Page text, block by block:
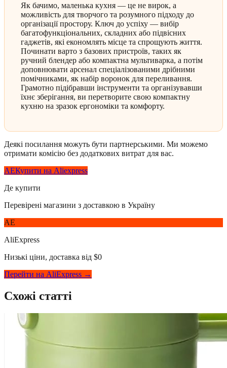
Як бачимо, маленька кухня — це не вирок, а
можливість для творчого та розумного підходу до
організації простору. Ключ до успіху — вибір
багатофункціональних, складних або підвісних
гаджетів, які економлять місце та спрощують життя.
Починати варто з базових пристроїв, таких як
ручний блендер або компактна мультиварка, а потім
доповнювати арсенал спеціалізованими дрібними
помічниками, як набір воронок для переливання.
Грамотно підібравши інструменти та організувавши
їхнє зберігання, ви перетворите свою компактну
кухню на зразок ергономіки та комфорту.
Деякі посилання можуть бути партнерськими. Ми можемо
отримати комісію без додаткових витрат для вас.
AEКупити на Aliexpress
Де купити
Перевірені магазини з доставкою в Україну
AE
AliExpress
Низькі ціни, доставка від $0
Перейти на AliExpress →
Схожі статті